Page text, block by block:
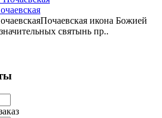
икона Божией
святынь пр..